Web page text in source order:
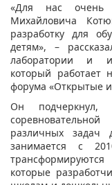
«Для нас очень
Михайловича
разработку для
детям», –
лаборатории и
который работает
форума «Открытые
Он подчеркнул,
различных задач
занимается с
которые